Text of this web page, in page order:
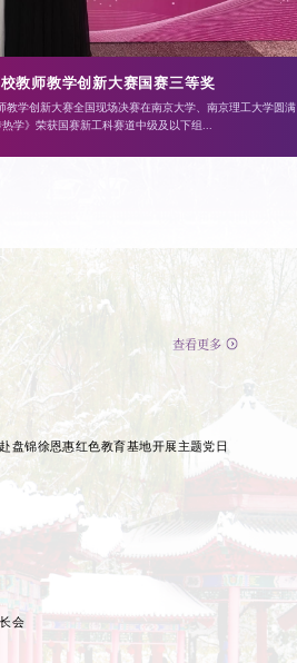
工智能OPC应用创新大赛中斩获佳绩
用创新大赛全国总决赛在苏州工业园区圆满落幕。我校大
、决赛路演答辩等多轮激烈角逐，从全...
查看更多
盘锦徐恩惠红色教育基地开展主题党日
会